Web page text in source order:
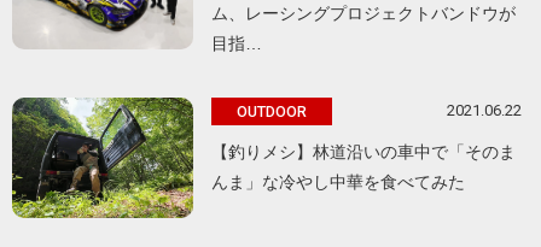
ム、レーシングプロジェクトバンドウが
目指…
OUTDOOR 2021.06.22
【釣りメシ】林道沿いの車中で「そのま
んま」な冷やし中華を食べてみた